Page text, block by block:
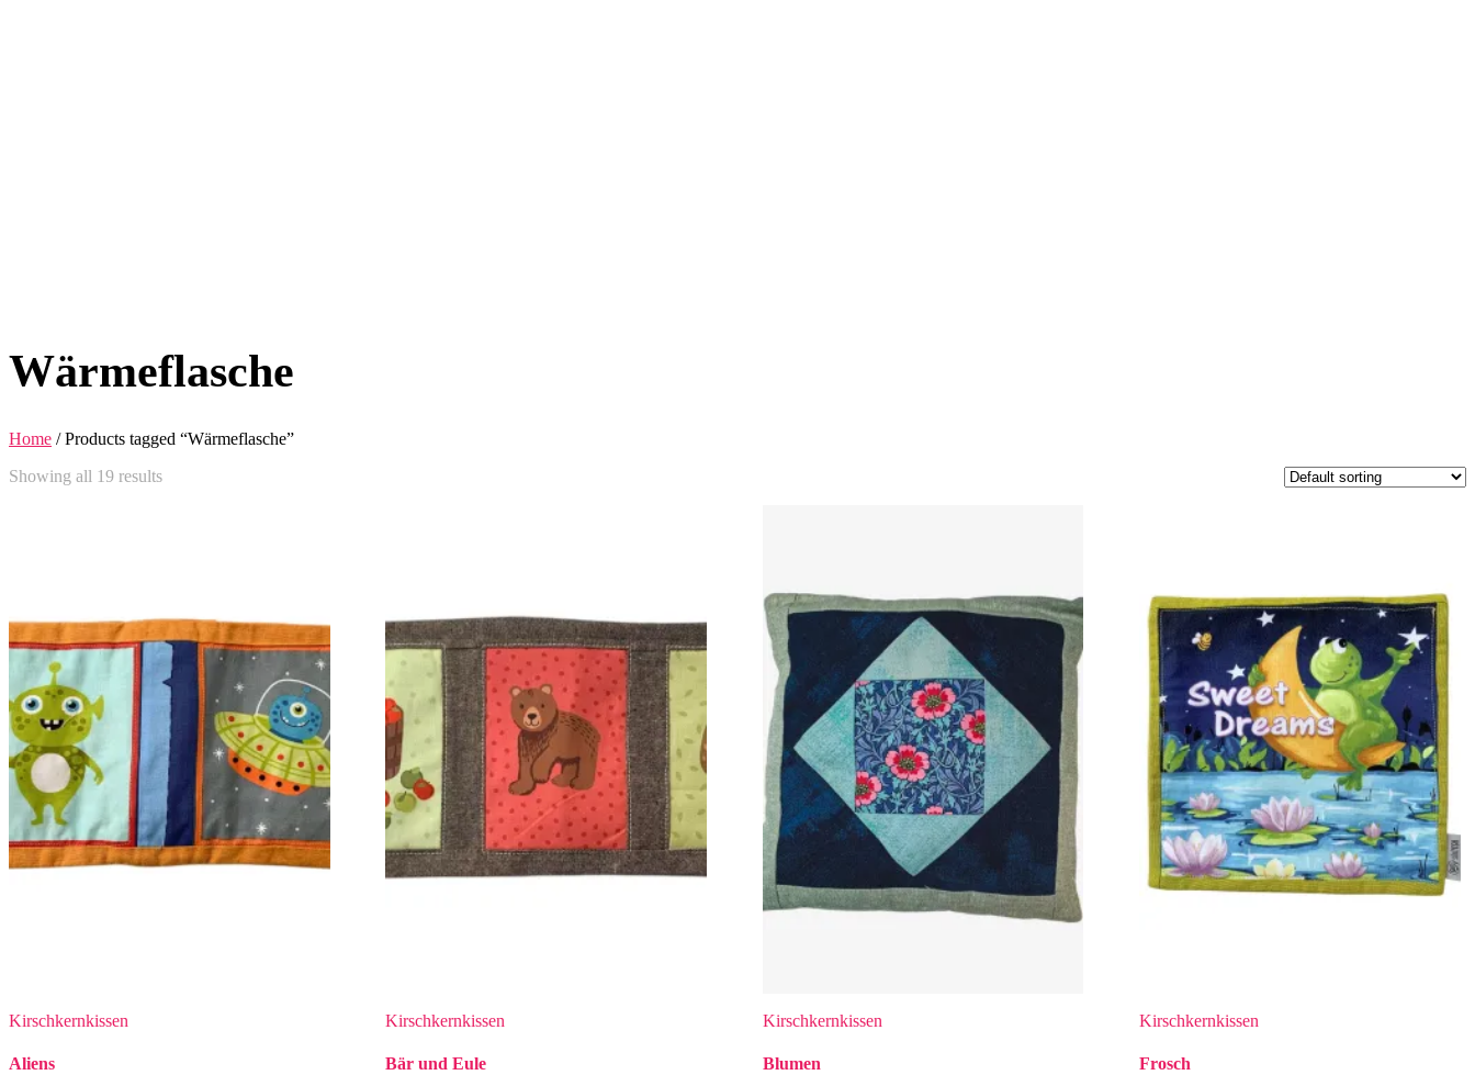
Wärmeflasche
Home / Products tagged “Wärmeflasche”
Showing all 19 results
Kirschkernkissen
Aliens
Kirschkernkissen
Bär und Eule
Kirschkernkissen
Blumen
Kirschkernkissen
Frosch